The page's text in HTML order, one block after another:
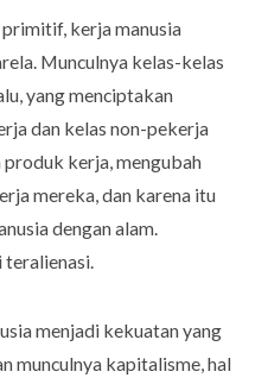
kerja manusia
Munculnya kelas-kelas
yang menciptakan
dan kelas non-pekerja
kerja, mengubah
mereka, dan karena itu
dengan alam.
teralienasi.
menjadi kekuatan yang
munculnya kapitalisme, hal